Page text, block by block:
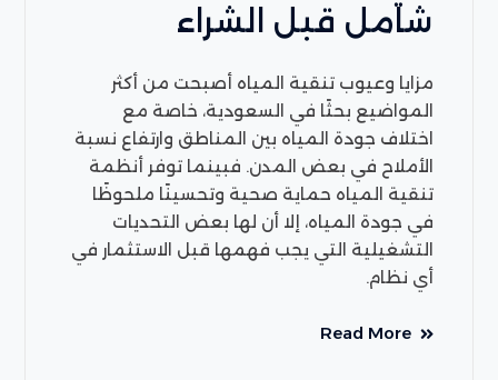
شامل قبل الشراء
مزايا وعيوب تنقية المياه أصبحت من أكثر
المواضيع بحثًا في السعودية، خاصة مع
اختلاف جودة المياه بين المناطق وارتفاع نسبة
الأملاح في بعض المدن. فبينما توفر أنظمة
تنقية المياه حماية صحية وتحسينًا ملحوظًا
في جودة المياه، إلا أن لها بعض التحديات
التشغيلية التي يجب فهمها قبل الاستثمار في
أي نظام.
Read More